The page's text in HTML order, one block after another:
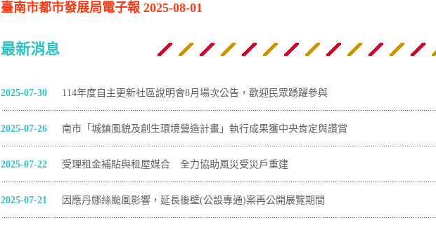
臺南市都市發展局電子報 2025-08-01
最新消息
2025-07-30 114年度自主更新社區說明會8月場次公告，歡迎民眾踴躍參與
2025-07-26 南市「城鎮風貌及創生環境營造計畫」執行成果獲中央肯定與讚賞
2025-07-22 受理租金補貼與租屋媒合 全力協助風災受災戶重建
2025-07-21 因應丹娜絲颱風影響，延長後壁(公設專通)案再公開展覽期間